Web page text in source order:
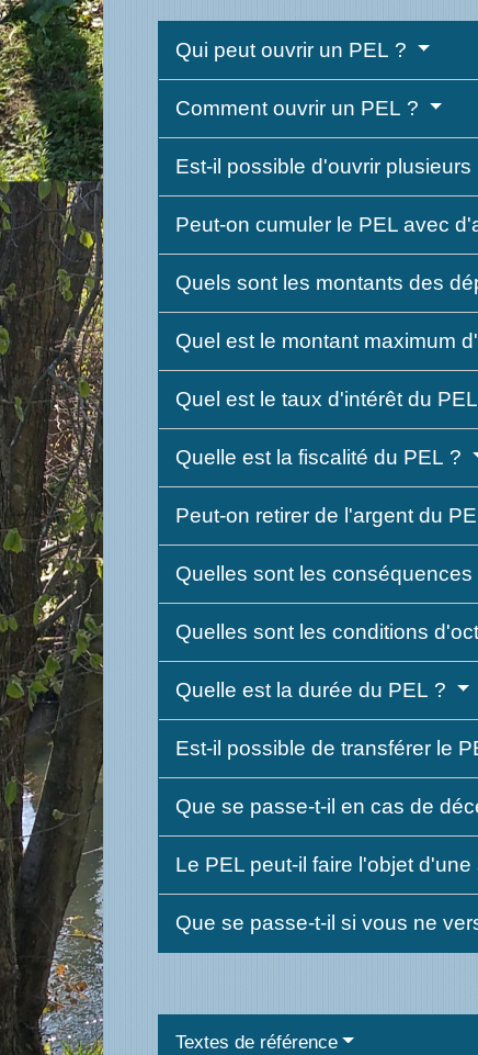
Qui peut ouvrir un PEL ?
Comment ouvrir un PEL ?
Est-il possible d'ouvrir plusieurs
Peut-on cumuler le PEL avec
Quels sont les montants des
Quel est le montant maximum
Quel est le taux d'intérêt du
Quelle est la fiscalité du PEL ?
Peut-on retirer de l'argent du
Quelles sont les
Quelles sont les conditions
Quelle est la durée du PEL ?
Est-il possible de transférer le
Que se passe-t-il en cas de
Le PEL peut-il faire l'objet d'une
Que se passe-t-il si vous ne
Textes de référence